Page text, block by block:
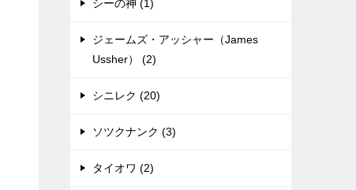
シーの神 (1)
ジェームズ・アッシャー（James
Ussher） (2)
シニレク (20)
ソツクナンク (3)
タイオワ (2)